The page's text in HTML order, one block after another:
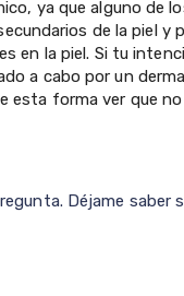
ya que alguno de
de la piel y
en la piel. Si tu
a cabo por un
esta forma ver que no
Déjame saber